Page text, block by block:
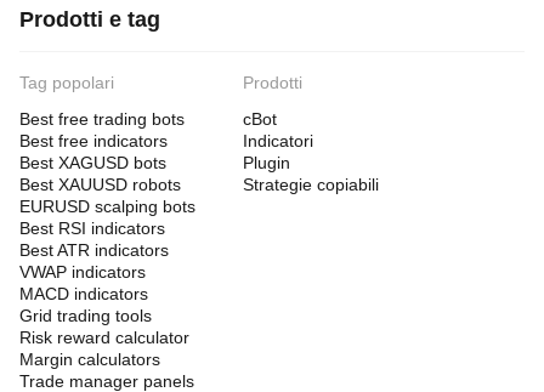
Prodotti e tag
Tag popolari
Best free trading bots
Best free indicators
Best XAGUSD bots
Best XAUUSD robots
EURUSD scalping bots
Best RSI indicators
Best ATR indicators
VWAP indicators
MACD indicators
Grid trading tools
Risk reward calculator
Margin calculators
Trade manager panels
Prodotti
cBot
Indicatori
Plugin
Strategie copiabili